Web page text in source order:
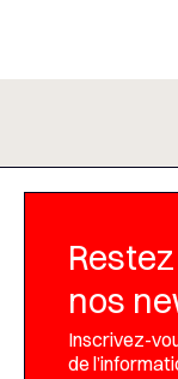
nos
Inscrivez-
de